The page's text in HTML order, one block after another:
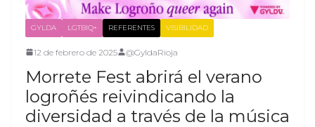
GYLDA LGTBIQ+ REFERENTES VISIBILIDAD
12 de febrero de 2025 @GyldaRioja
Morrete Fest abrirá el verano
logroñés reivindicando la
diversidad a través de la música